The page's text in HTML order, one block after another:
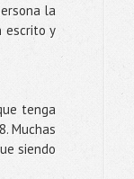
la
escrito y
tenga
Muchas
siendo